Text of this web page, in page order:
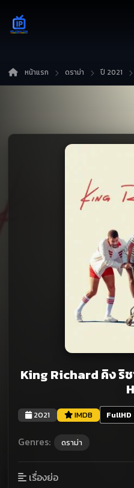
หน้าแรก ดราม่า ปี 2021
King Richard คิง ริ
2021 IMDB FullHD
Genres: ดราม่า
เรื่องย่อ